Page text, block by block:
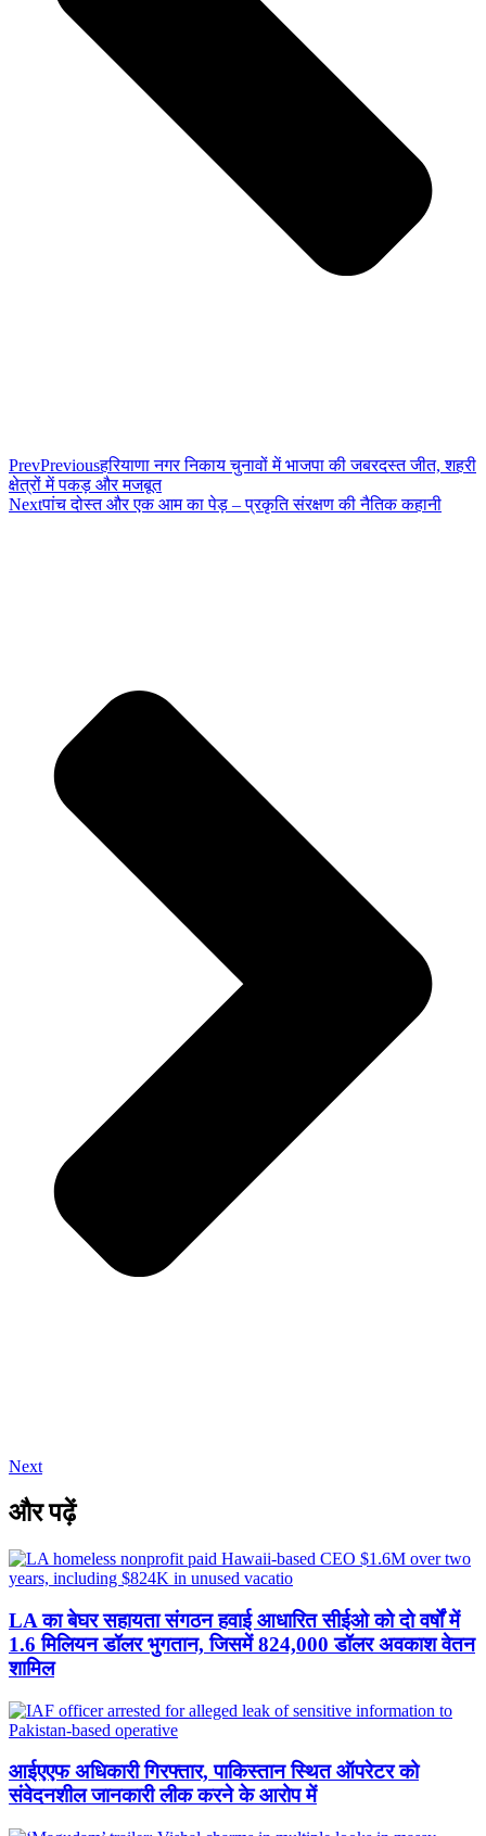
PrevPreviousहरियाणा नगर निकाय चुनावों में भाजपा की जबरदस्त जीत, शहरी
क्षेत्रों में पकड़ और मजबूत
Nextपांच दोस्त और एक आम का पेड़ – प्रकृति संरक्षण की नैतिक कहानी
Next
और पढ़ें
LA का बेघर सहायता संगठन हवाई आधारित सीईओ को दो वर्षों में
1.6 मिलियन डॉलर भुगतान, जिसमें 824,000 डॉलर अवकाश वेतन
शामिल
आईएएफ अधिकारी गिरफ्तार, पाकिस्तान स्थित ऑपरेटर को
संवेदनशील जानकारी लीक करने के आरोप में